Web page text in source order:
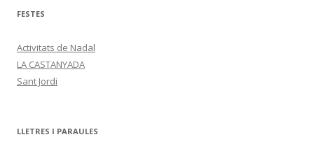
FESTES
Activitats de Nadal
LA CASTANYADA
Sant Jordi
LLETRES I PARAULES